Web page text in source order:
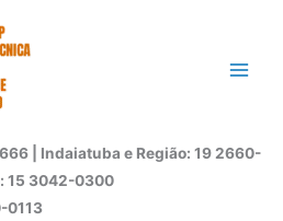
| Indaiatuba e Região: 19 2660-
15 3042-0300
0113